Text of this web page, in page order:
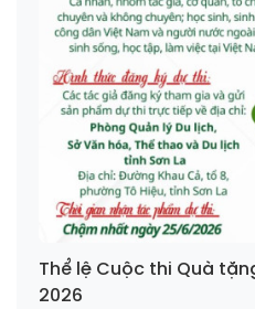
Thể lệ Cuộc thi Quà
2026